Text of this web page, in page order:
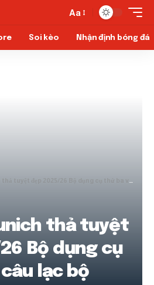
Aa
Soi kèo Nhận định bóng đá
thả tuyệt
Bộ dụng cụ
lạc bộ